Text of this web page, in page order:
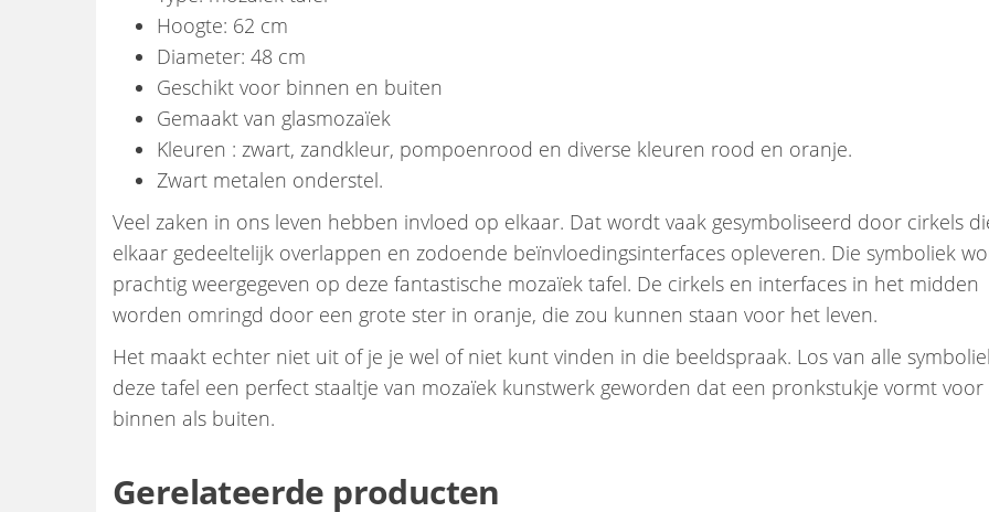
Hoogte: 62 cm
Diameter: 48 cm
Geschikt voor binnen en buiten
Gemaakt van glasmozaïek
Kleuren : zwart, zandkleur, pompoenrood en diverse kleuren rood en oranje.
Zwart metalen onderstel.
Veel zaken in ons leven hebben invloed op elkaar. Dat wordt vaak gesymboliseerd door cirkels
elkaar gedeeltelijk overlappen en zodoende beïnvloedingsinterfaces opleveren. Die symboliek
prachtig weergegeven op deze fantastische mozaïek tafel. De cirkels en interfaces in het midden
worden omringd door een grote ster in oranje, die zou kunnen staan voor het leven.
Het maakt echter niet uit of je je wel of niet kunt vinden in die beeldspraak. Los van alle
deze tafel een perfect staaltje van mozaïek kunstwerk geworden dat een pronkstukje vormt voor
binnen als buiten.
Gerelateerde producten